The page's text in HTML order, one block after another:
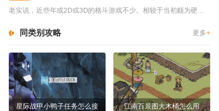
同类别攻略 更多+
星际战甲小鸭子任务怎么接 江南百景图大木桶怎么用